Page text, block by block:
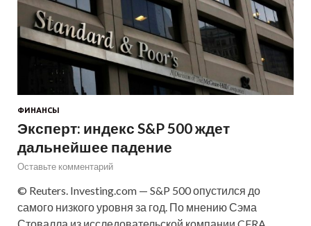
ФИНАНСЫ
Эксперт: индекс S&P 500 ждет
дальнейшее падение
Оставьте комментарий
© Reuters. Investing.com — S&P 500 опустился до
самого низкого уровня за год. По мнению Сэма